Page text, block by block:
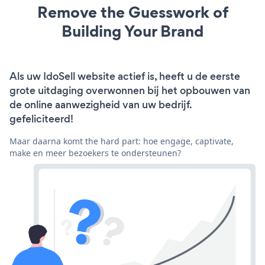
Remove the Guesswork of
Building Your Brand
Als uw IdoSell website actief is, heeft u de eerste
grote uitdaging overwonnen bij het opbouwen van
de online aanwezigheid van uw bedrijf.
gefeliciteerd!
Maar daarna komt the hard part: hoe engage, captivate,
make en meer bezoekers te ondersteunen?